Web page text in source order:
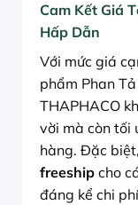
Cam Kết Giá
Hấp Dẫn
Với mức giá
phẩm Phan
THAPHACO
vời mà còn tối
hàng. Đặc
freeship cho
đáng kể chi